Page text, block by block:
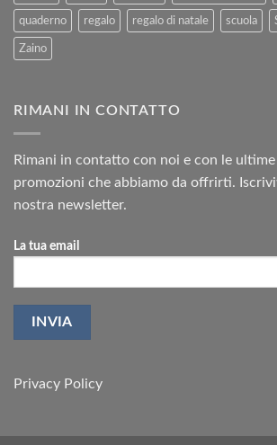
quaderno regalo regalo di natale scuola
Zaino
RIMANI IN CONTATTO
Rimani in contatto con noi e con le
promozioni che abbiamo da offrirti.
nostra newsletter.
La tua email
Privacy Policy